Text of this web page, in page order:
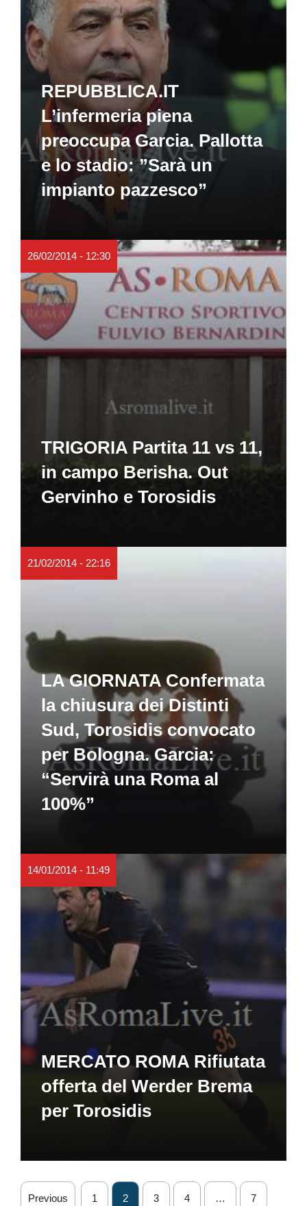
REPUBBLICA.IT
L’infermeria piena
preoccupa Garcia. Pallotta
e lo stadio: ”Sarà un
impianto pazzesco”
26/02/2014 - 12:30
TRIGORIA Partita 11 vs 11,
in campo Berisha. Out
Gervinho e Torosidis
21/02/2014 - 22:16
LA GIORNATA Confermata
la chiusura dei Distinti
Sud, Torosidis convocato
per Bologna. Garcia:
“Servirà una Roma al
100%”
14/01/2014 - 11:49
MERCATO ROMA Rifiutata
offerta del Werder Brema
per Torosidis
Previous 1 2 3 4 … 7